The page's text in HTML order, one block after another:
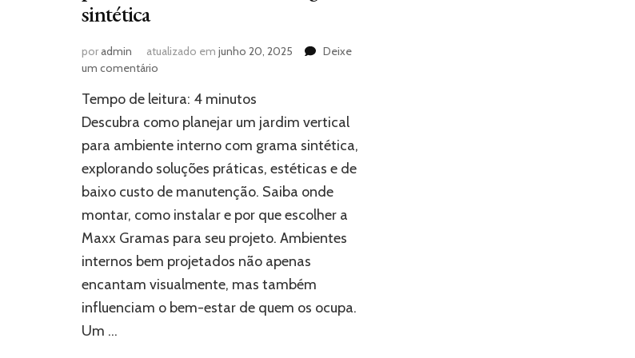
sintética
poradmin atualizado em junho 20, 2025
Deixe
um comentário
planejar
um
jardim
vertical
para
ambiente
com
grama
Tempo de leitura: 4 minutos
Descubra como planejar um jardim vertical
para ambiente interno com grama sintética,
explorando soluções práticas, estéticas e de
baixo custo de manutenção. Saiba onde
montar, como instalar e por que escolher a
Maxx Gramas para seu projeto. Ambientes
internos bem projetados não apenas
encantam visualmente, mas também
influenciam o bem-estar de quem os ocupa.
Um …